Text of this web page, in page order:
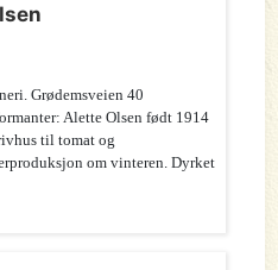
Grødemsveien 40
Alette Olsen født 1914
til tomat og
om vinteren. Dyrket